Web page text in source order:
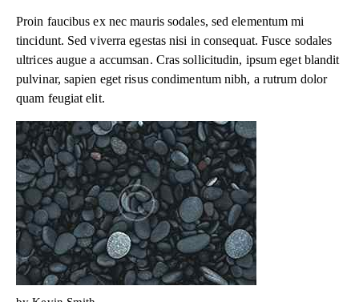
Proin faucibus ex nec mauris sodales, sed elementum mi
tincidunt. Sed viverra egestas nisi in consequat. Fusce sodales
ultrices augue a accumsan. Cras sollicitudin, ipsum eget blandit
pulvinar, sapien eget risus condimentum nibh, a rutrum dolor
quam feugiat elit.